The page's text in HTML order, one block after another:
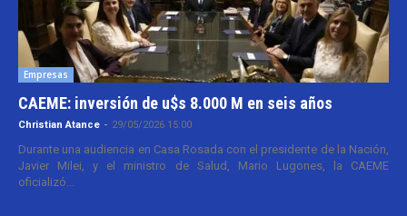
Empresas
CAEME: inversión de u$s 8.000 M en seis años
Christian Atance - 29/05/2026 15:00
Durante una audiencia en Casa Rosada con el presidente de la Nación,
Javier Milei, y el ministro de Salud, Mario Lugones, la CAEME
oficializó...